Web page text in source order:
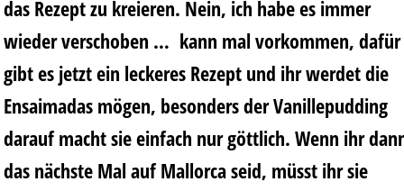
das Rezept zu kreieren. Nein, ich habe es immer
wieder verschoben … kann mal vorkommen, dafür
gibt es jetzt ein leckeres Rezept und ihr werdet die
Ensaimadas mögen, besonders der Vanillepudding
darauf macht sie einfach nur göttlich. Wenn ihr
das nächste Mal auf Mallorca seid, müsst ihr sie